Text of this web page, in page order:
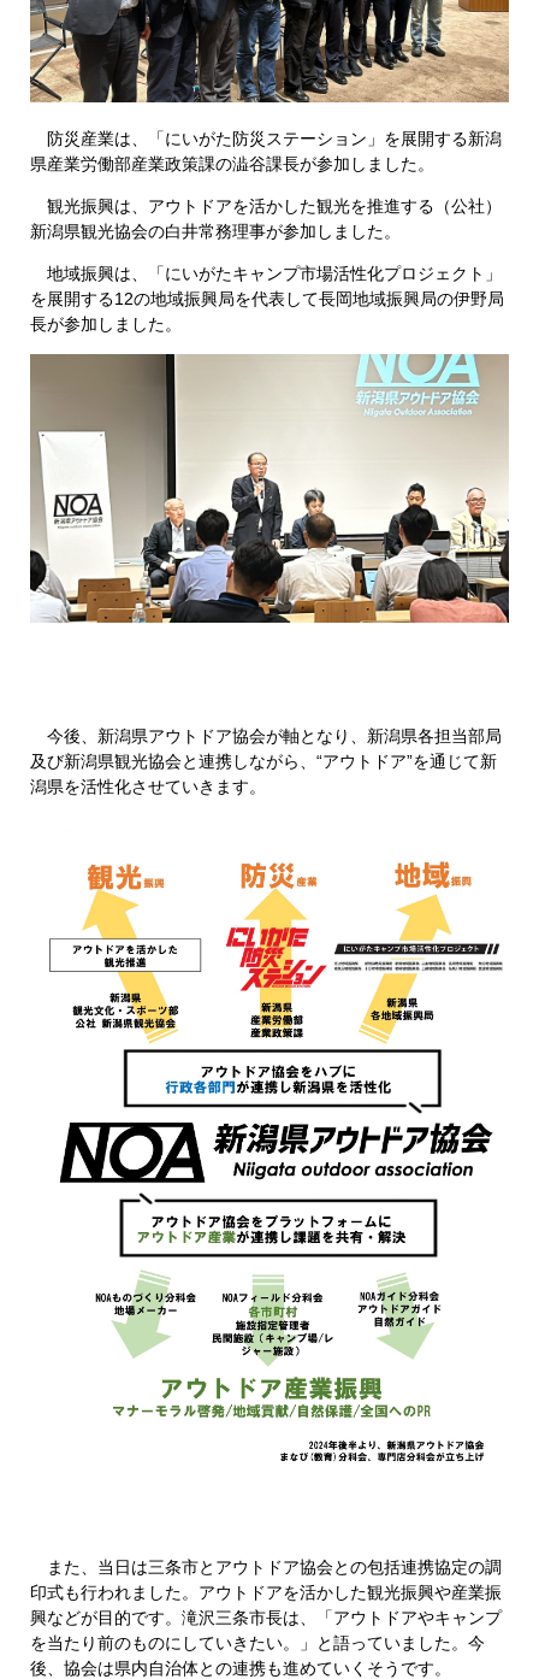
防災産業は、「にいがた防災ステーション」を展開する新潟
県産業労働部産業政策課の澁谷課長が参加しました。
観光振興は、アウトドアを活かした観光を推進する（公社）
新潟県観光協会の白井常務理事が参加しました。
地域振興は、「にいがたキャンプ市場活性化プロジェクト」
を展開する12の地域振興局を代表して長岡地域振興局の伊野局
長が参加しました。
今後、新潟県アウトドア協会が軸となり、新潟県各担当部局
及び新潟県観光協会と連携しながら、“アウトドア”を通じて新
潟県を活性化させていきます。
また、当日は三条市とアウトドア協会との包括連携協定の調
印式も行われました。アウトドアを活かした観光振興や産業振
興などが目的です。滝沢三条市長は、「アウトドアやキャンプ
を当たり前のものにしていきたい。」と語っていました。今
後、協会は県内自治体との連携も進めていくそうです。